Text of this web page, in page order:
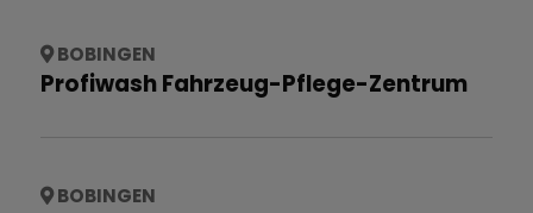
BOBINGEN
Profiwash Fahrzeug-Pflege-Zentrum
BOBINGEN